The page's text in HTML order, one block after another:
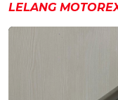
LELANG